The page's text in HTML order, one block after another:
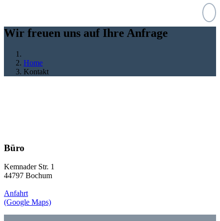
Wir freuen uns auf Ihre Anfrage
Home
Kontakt
Büro
Kemnader Str. 1
44797 Bochum
Anfahrt
(Google Maps)